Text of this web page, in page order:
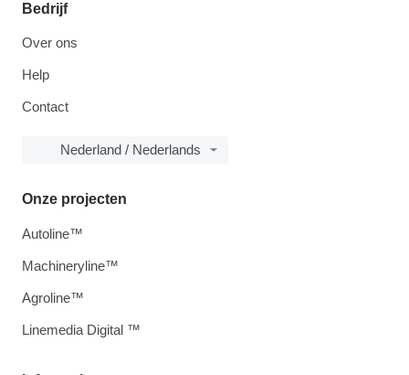
Bedrijf
Over ons
Help
Contact
Nederland / Nederlands
Onze projecten
Autoline™
Machineryline™
Agroline™
Linemedia Digital ™